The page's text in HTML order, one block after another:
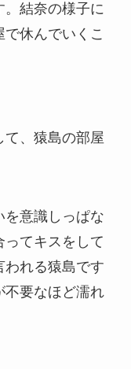
。結奈の様子に
休んでいくこ
て、猿島の部屋
を意識しっぱな
ってキスをして
われる猿島です
不要なほど濡れ